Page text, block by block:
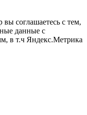
соглашаетесь с тем,
данные с
в т.ч Яндекс.Метрика